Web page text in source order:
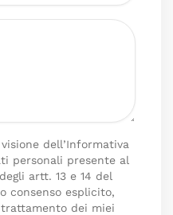
dell’Informativa
personali presente al
artt. 13 e 14 del
consenso esplicito,
dei miei